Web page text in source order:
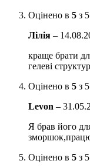
Зменшує
бар’єр шкіри.
виявляє
шкіру від
Гіалуронова
шкірі.
Аденозин
знижує
Оцінено в 5 з 5
Лілія –
краще брати
гелеві
Оцінено в 5 з 5
Levon –
Я брав його
Оцінено в 5 з 5